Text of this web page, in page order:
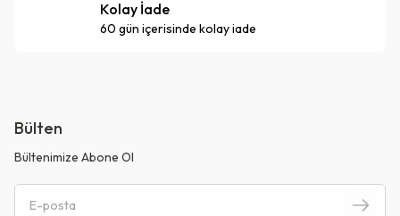
Kolay İade
60 gün içerisinde kolay iade
Bülten
Bültenimize Abone Ol